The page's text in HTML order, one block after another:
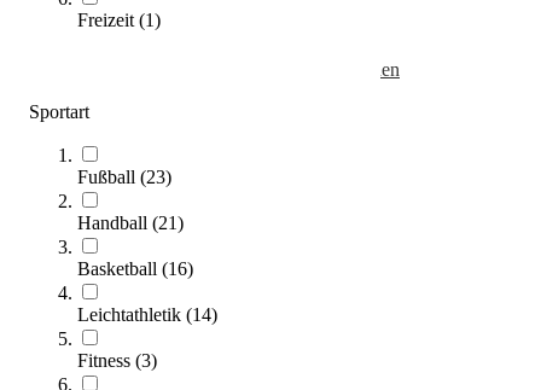
Freizeit (1)
Sportart
Fußball (23)
Handball (21)
Basketball (16)
Leichtathletik (14)
Fitness (3)
tanga sports® Tragegriff für Trainingshürden
Zum Produkt
Sofort lieferbar